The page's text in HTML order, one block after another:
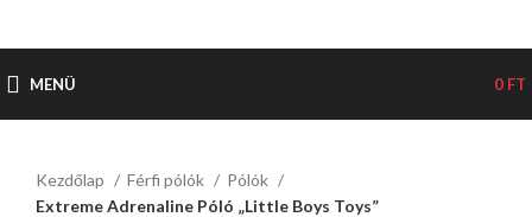
MENÜ 0 FT
Kezdőlap Férfi pólók
Pólók
Extreme Adrenaline Póló „Little Boys Toys”